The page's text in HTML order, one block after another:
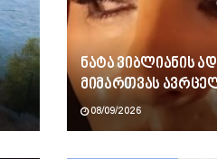
ნატა ვიბლიანის
მიმართვას
08/09/2026